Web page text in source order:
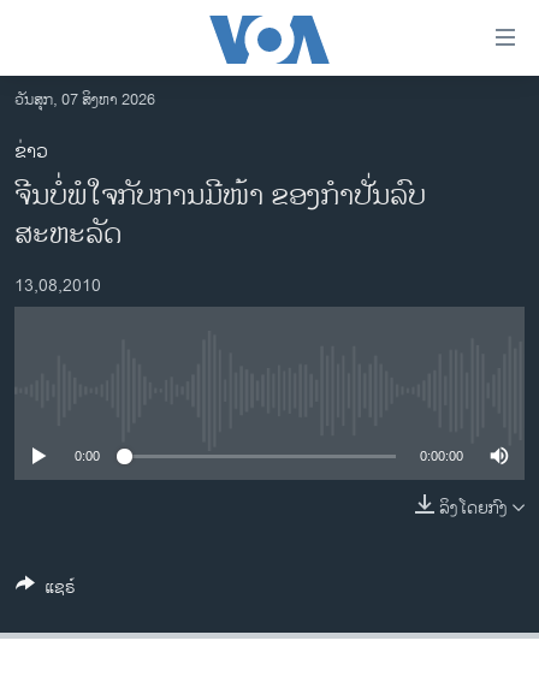
ເຂົ້າ
ຫາ
ຂ້າມ
ຂ້າມ
ຂ້າມ
ໄປ
ຫາ
ຊອກ
ອາເມຣິກາ
ຂ່າວ​ຈີນ
ຊີວິດຊາວລາວ
ທຸລະກິດ
ພາສາອັງກິດ
ວັນສຸກ, 07 ສິງຫາ 2026
ຂ່າວ
ຈີນບໍ່ພໍໃຈກັບການມີໜ້າ ຂອງກຳປັ່ນລົບ
ສະຫະລັດ
13,08,2010
0:00 0:00:00
ລິງໂດຍກົງ
ແຊຣ໌